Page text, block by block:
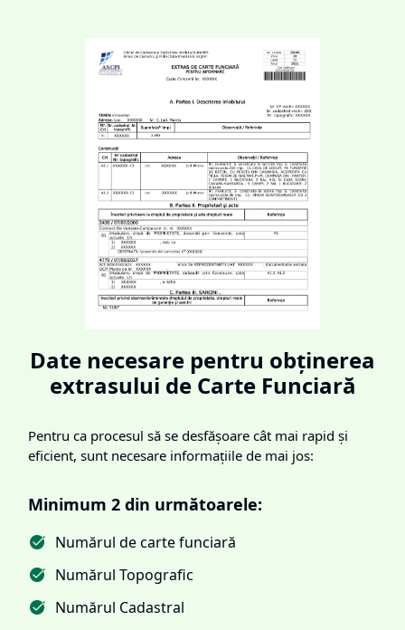
Date necesare pentru obținerea
extrasului de Carte Funciară
Pentru ca procesul să se desfășoare cât mai rapid și
eficient, sunt necesare informațiile de mai jos:
Minimum 2 din următoarele:
Numărul de carte funciară
Numărul Topografic
Numărul Cadastral